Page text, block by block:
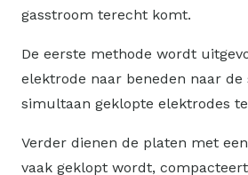
gasstroom terecht komt.
De eerste methode wordt
elektrode naar beneden naar
simultaan geklopte elektrodes
Verder dienen de platen met
vaak geklopt wordt,